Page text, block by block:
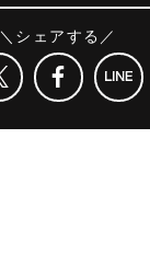
＼シェアする／